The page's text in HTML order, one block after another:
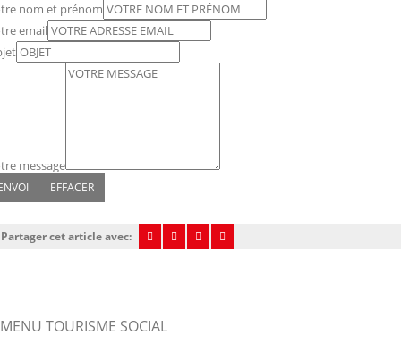
nom et prénom
email
message
Partager cet article avec:
MENU TOURISME SOCIAL